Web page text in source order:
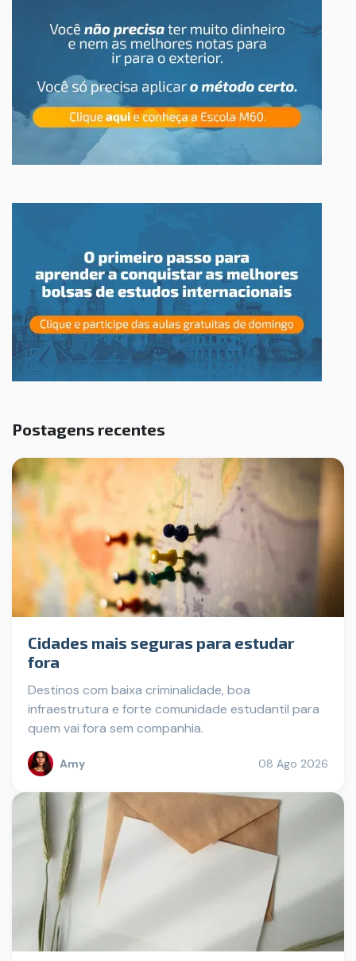
Postagens recentes
Cidades mais seguras para estudar
fora
Destinos com baixa criminalidade, boa
infraestrutura e forte comunidade estudantil para
quem vai fora sem companhia.
Amy 08 Ago 2026